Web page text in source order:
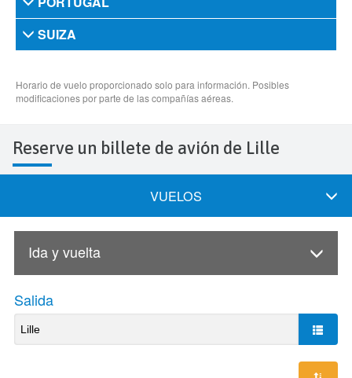
Reserve un billete de avión de Lille